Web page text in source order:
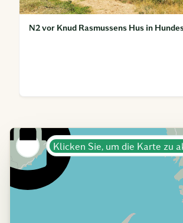
N2 vor Knud Rasmussens Hus in
Klicken Sie, um die Karte zu